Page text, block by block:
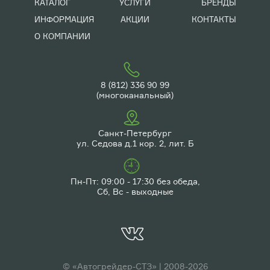
КАТАЛОГ УСЛУГИ
БРЕНДЫ
ИНФОРМАЦИЯ
АКЦИИ
КОНТАКТЫ
О КОМПАНИИ
8 (812) 336 90 99
(многоканальный)
Санкт-Петербург
ул. Седова д.1 кор. 2, лит. Б
Пн-Пт: 09:00 - 17:30 без обеда,
Сб, Вс - выходные
© «Автогрейдер-СТЗ» | 2008-2026